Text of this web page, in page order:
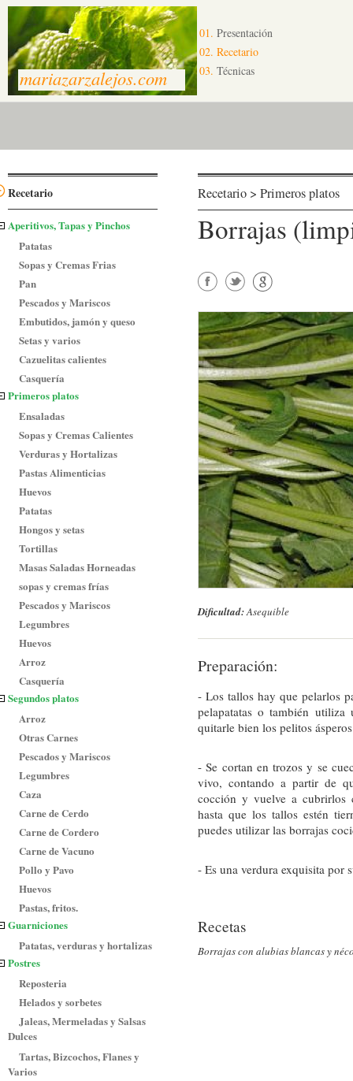
mariazarzalejos.com
01. Presentación
02. Recetario
03. Técnicas
Recetario
Aperitivos, Tapas y Pinchos
Patatas
Sopas y Cremas Frias
Pan
Pescados y Mariscos
Embutidos, jamón y queso
Setas y varios
Cazuelitas calientes
Casquería
Primeros platos
Ensaladas
Sopas y Cremas Calientes
Verduras y Hortalizas
Pastas Alimenticias
Huevos
Patatas
Hongos y setas
Tortillas
Masas Saladas Horneadas
sopas y cremas frías
Pescados y Mariscos
Legumbres
Huevos
Arroz
Casquería
Segundos platos
Arroz
Otras Carnes
Pescados y Mariscos
Legumbres
Caza
Carne de Cerdo
Carne de Cordero
Carne de Vacuno
Pollo y Pavo
Huevos
Pastas, fritos.
Guarniciones
Patatas, verduras y hortalizas
Postres
Reposteria
Helados y sorbetes
Jaleas, Mermeladas y Salsas
Dulces
Tartas, Bizcochos, Flanes y
Varios
Recetario > Primeros platos
Borrajas
FacebookTwitterGoogle+
Dificultad:Asequible
Preparación:
- Los tallos hay que pelarlos
pelapatatas o también
quitarle bien los pelitos
- Se cortan en trozos y se
vivo, contando a partir de
cocción y vuelve a cubrirlos
hasta que los tallos estén
puedes utilizar las borrajas
- Es una verdura exquisita por
Recetas
Borrajas con alubias blancas y